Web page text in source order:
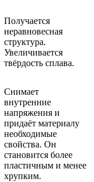
Получается
неравновесная
структура.
Увеличивается
твёрдость сплава.
Снимает
внутренние
напряжения и
придаёт материалу
необходимые
свойства. Он
становится более
пластичным и менее
хрупким.